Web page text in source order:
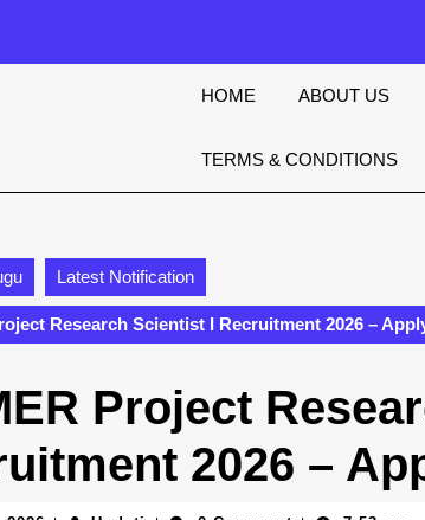
HOME ABOUT US
TERMS & CONDITIONS
Latest Notification
Research Scientist I Recruitment 2026 –
Project
2026 –